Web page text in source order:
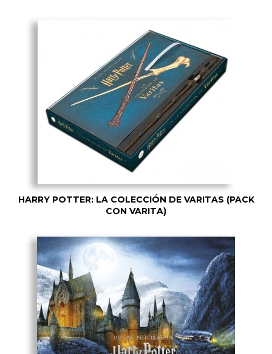
HARRY POTTER: LA COLECCIÓN DE VARITAS (PACK
CON VARITA)